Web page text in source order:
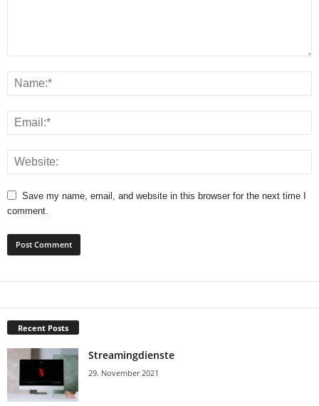
Save my name, email, and website in this browser for the next time I
comment.
Recent Posts
Streamingdienste
29. November 2021